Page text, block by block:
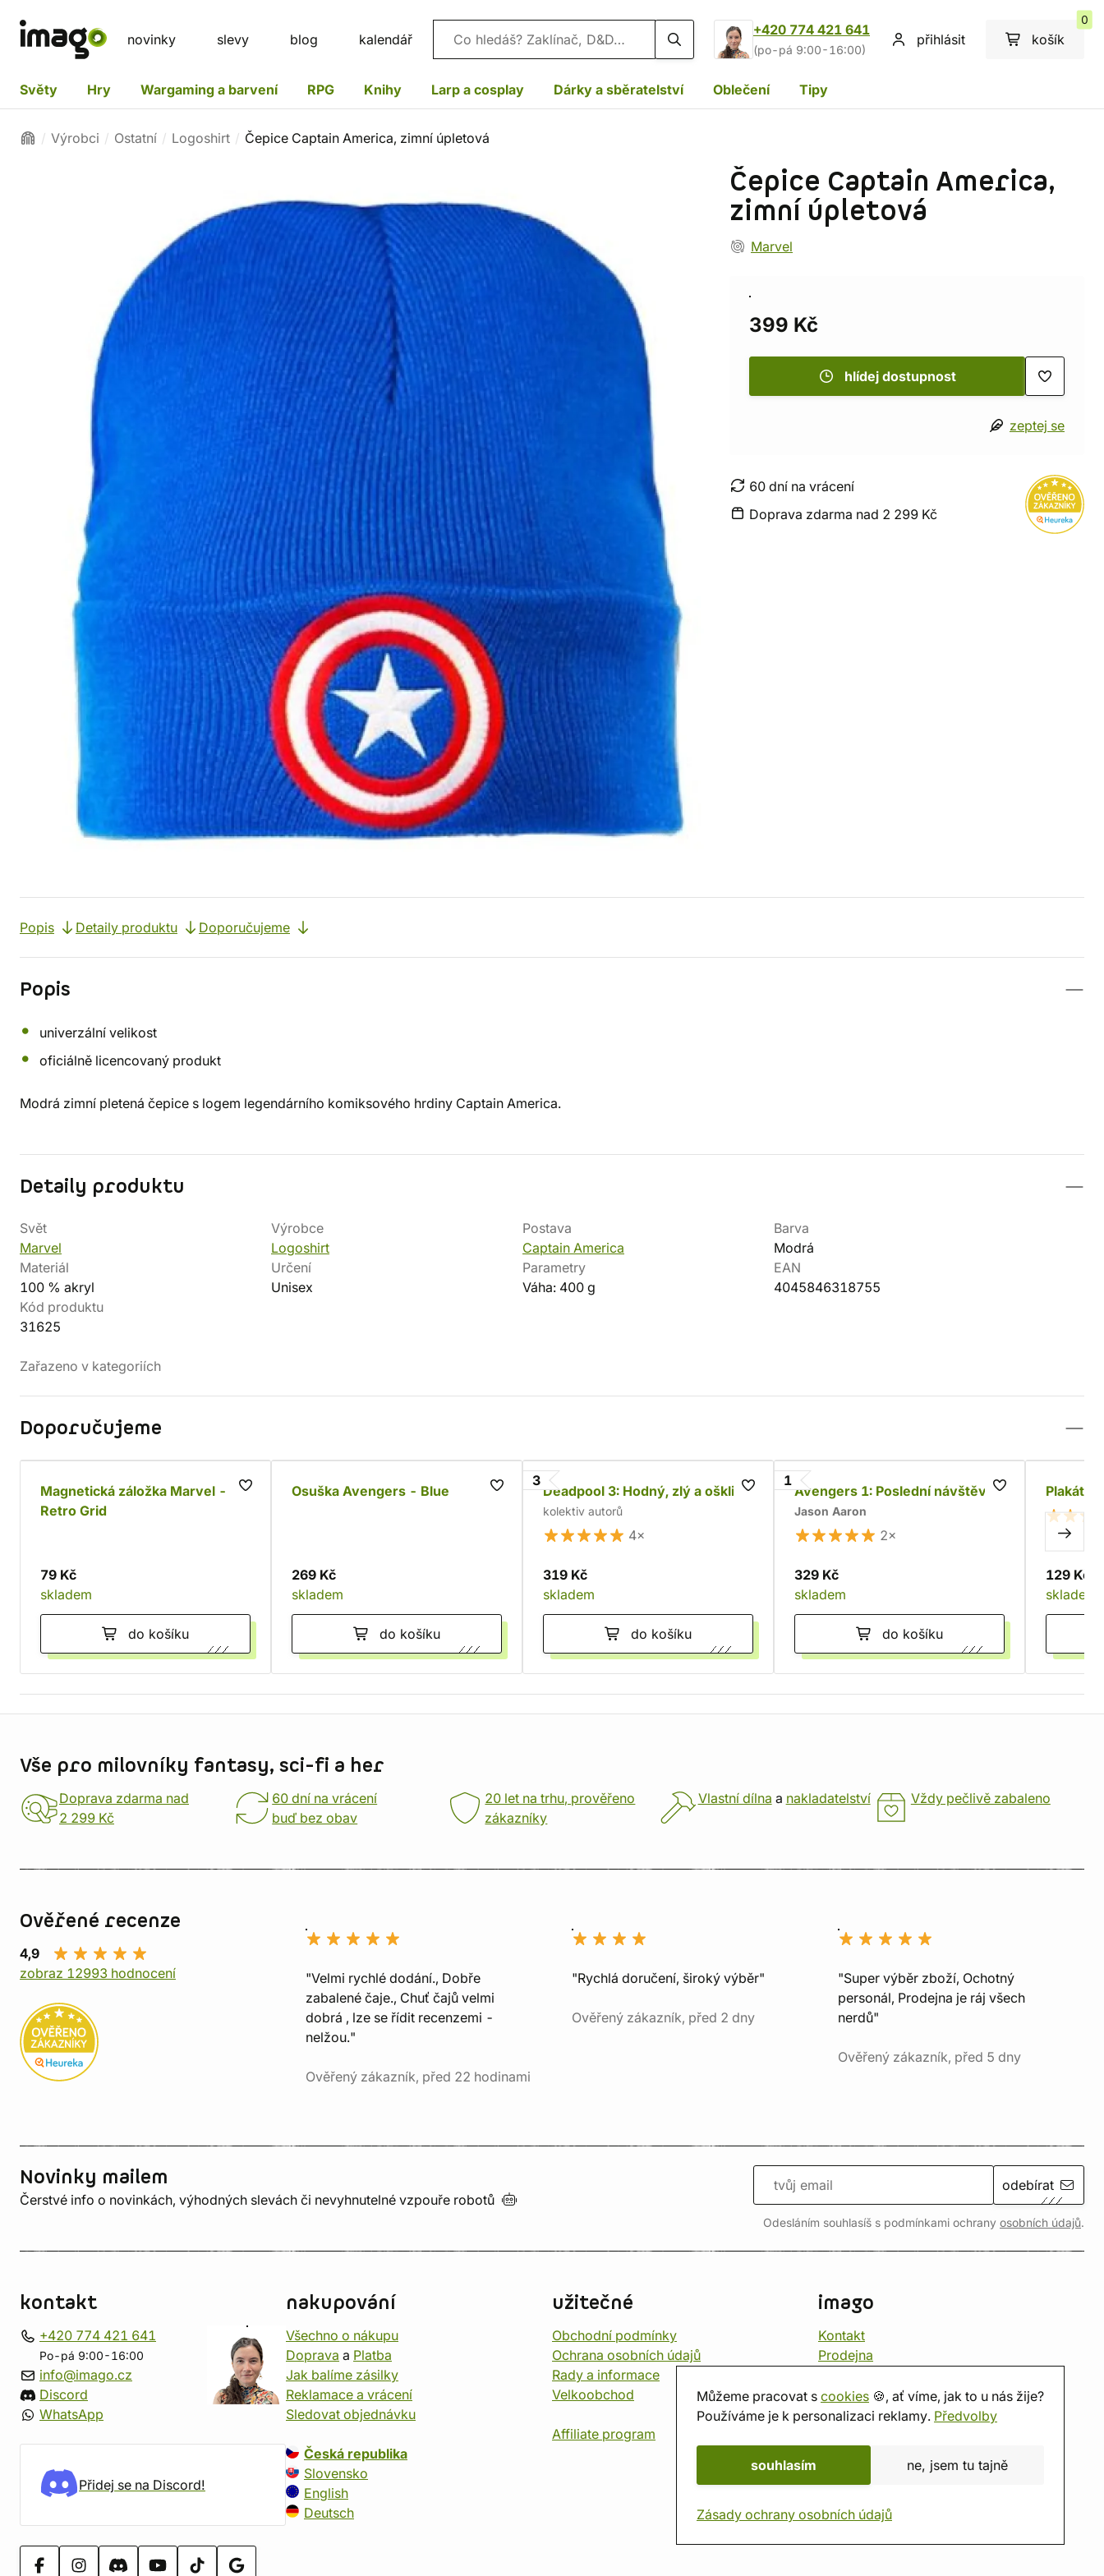
novinky slevy blog kalendář Vyhledávání
+420 774 421 641
(po-pá 9:00-16:00)
přihlásit košík
0
Světy Hry Wargaming a barvení RPG Knihy Larp a cosplay Dárky a sběratelství Oblečení Tipy
Výrobci Ostatní Logoshirt Čepice Captain America, zimní úpletová
Čepice Captain America,
zimní úpletová
Marvel
399 Kč
hlídej dostupnost
zeptej se
60 dní na vrácení
Doprava zdarma nad 2 299 Kč
Popis Detaily produktu Doporučujeme
Popis
univerzální velikost
oficiálně licencovaný produkt
Modrá zimní pletená čepice s logem legendárního komiksového hrdiny Captain America.
Detaily produktu
Svět
Marvel
Výrobce
Logoshirt
Postava
Captain America
Barva
Modrá
Materiál
100 % akryl
Určení
Unisex
Parametry
Váha: 400 g
EAN
4045846318755
Kód produktu
31625
Zařazeno v kategoriích
Doporučujeme
Magnetická záložka Marvel -
Retro Grid
79 Kč
skladem
do košíku
Osuška Avengers - Blue
269 Kč
skladem
do košíku
3
Deadpool 3: Hodný, zlý a ošklivý
kolektiv autorů
4×
319 Kč
skladem
do košíku
1
Avengers 1: Poslední návštěva
Jason Aaron
2×
329 Kč
skladem
do košíku
Plakát
129 Kč
skladem
Můžeme pracovat s cookies 🍪, ať víme, jak to u nás žije?
Používáme je k personalizaci reklamy. Předvolby
souhlasím ne, jsem tu tajně
Zásady ochrany osobních údajů
Vše pro milovníky fantasy, sci-fi a her
Doprava zdarma nad
2 299 Kč
60 dní na vrácení
buď bez obav
20 let na trhu, prověřeno
zákazníky
Vlastní dílna a nakladatelství Vždy pečlivě zabaleno
Ověřené recenze
4,9
zobraz 12993 hodnocení
"Velmi rychlé dodání., Dobře
zabalené čaje., Chuť čajů velmi
dobrá , lze se řídit recenzemi -
nelžou."
Ověřený zákazník, před 22 hodinami
"Rychlá doručení, široký výběr"
Ověřený zákazník, před 2 dny
"Super výběr zboží, Ochotný
personál, Prodejna je ráj všech
nerdů"
Ověřený zákazník, před 5 dny
Novinky mailem
Čerstvé info o novinkách, výhodných slevách či nevyhnutelné vzpouře robotů
odebírat
Odesláním souhlasíš s podmínkami ochrany osobních údajů.
kontakt
+420 774 421 641
Po-pá 9:00-16:00
info@imago.cz
Discord
WhatsApp
Přidej se na Discord!
nakupování
Všechno o nákupu
Doprava a Platba
Jak balíme zásilky
Reklamace a vrácení
Sledovat objednávku
Česká republika
Slovensko
English
Deutsch
užitečné
Obchodní podmínky
Ochrana osobních údajů
Rady a informace
Velkoobchod
Affiliate program
imago
Kontakt
Prodejna
O nás
Hodnocení obchodu